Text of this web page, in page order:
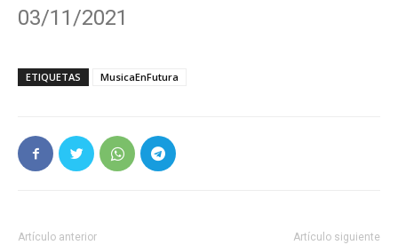
03/11/2021
ETIQUETAS MusicaEnFutura
Artículo anterior Artículo siguiente